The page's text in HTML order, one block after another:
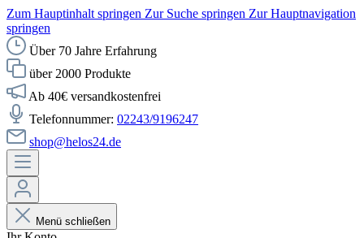
Zum Hauptinhalt springen Zur Suche springen Zur Hauptnavigation
springen
Über 70 Jahre Erfahrung
über 2000 Produkte
Ab 40€ versandkostenfrei
Telefonnummer: 02243/9196247
shop@helos24.de
Menü schließen